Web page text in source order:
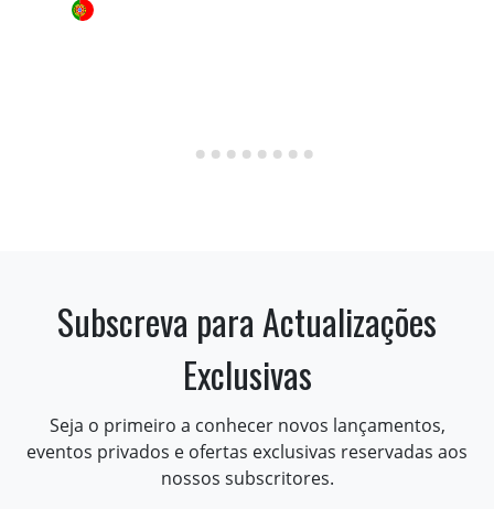
Subscreva para Actualizações
Exclusivas
Seja o primeiro a conhecer novos lançamentos,
eventos privados e ofertas exclusivas reservadas aos
nossos subscritores.